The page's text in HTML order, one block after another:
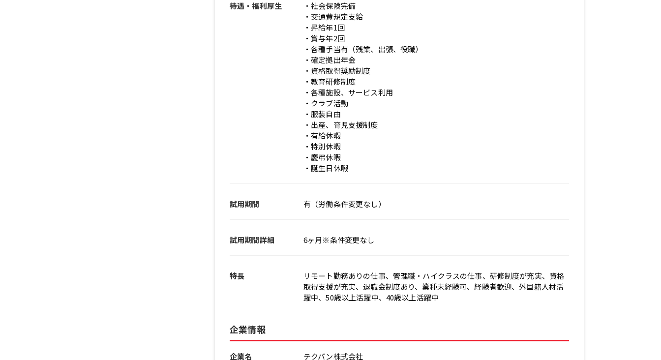
待遇・福利厚生
・社会保険完備
・交通費規定支給
・昇給年1回
・賞与年2回
・各種手当有（残業、出張、役職）
・確定拠出年金
・資格取得奨励制度
・教育研修制度
・各種施設、サービス利用
・クラブ活動
・服装自由
・出産、育児支援制度
・有給休暇
・特別休暇
・慶弔休暇
・誕生日休暇
試用期間 有（労働条件変更なし）
試用期間詳細 6ヶ月※条件変更なし
特長
リモート勤務ありの仕事、管理職・ハイクラスの仕事、研修制度が充実、資格
取得支援が充実、退職金制度あり、業種未経験可、経験者歓迎、外国籍人材活
躍中、50歳以上活躍中、40歳以上活躍中
企業情報
企業名 テクバン株式会社